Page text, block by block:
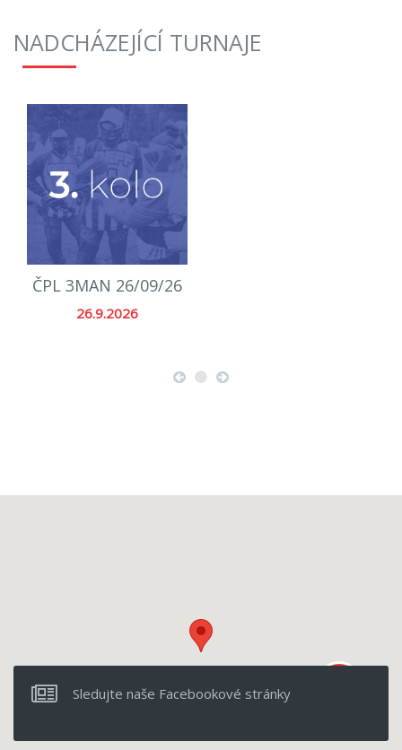
NADCHÁZEJÍCÍ TURNAJE
ČPL 3MAN 26/09/26
26.9.2026
Sledujte naše Facebookové stránky